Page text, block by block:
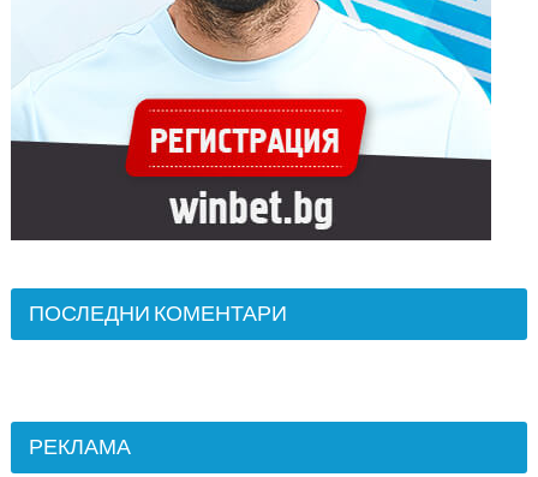
ПОСЛЕДНИ КОМЕНТАРИ
РЕКЛАМА